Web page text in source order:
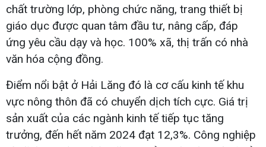
chất trường lớp, phòng chức năng, trang thiết bị
giáo dục được quan tâm đầu tư, nâng cấp, đáp
ứng yêu cầu dạy và học. 100% xã, thị trấn có nhà
văn hóa cộng đồng.
Điểm nổi bật ở Hải Lăng đó là cơ cấu kinh tế khu
vực nông thôn đã có chuyển dịch tích cực. Giá trị
sản xuất của các ngành kinh tế tiếp tục tăng
trưởng, đến hết năm 2024 đạt 12,3%. Công nghiệp